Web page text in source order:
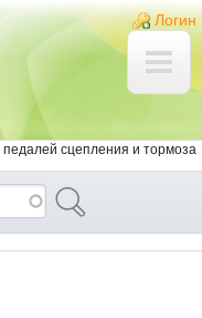
содержанию
Login links
Логин
сцепления и тормоза